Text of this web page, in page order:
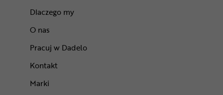
Dlaczego my
O nas
Pracuj w Dadelo
Kontakt
Marki